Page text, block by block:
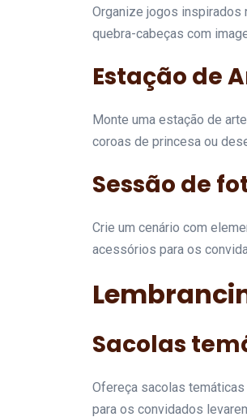
Organize jogos inspirados
quebra-cabeças com
Estação de
Monte uma estação de
coroas de princesa ou
Sessão de
Crie um cenário com
acessórios para os
Sacolas
Ofereça sacolas
para os convidados